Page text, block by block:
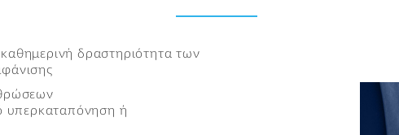
δραστηριότητα των
υπερκαταπόνηση ή